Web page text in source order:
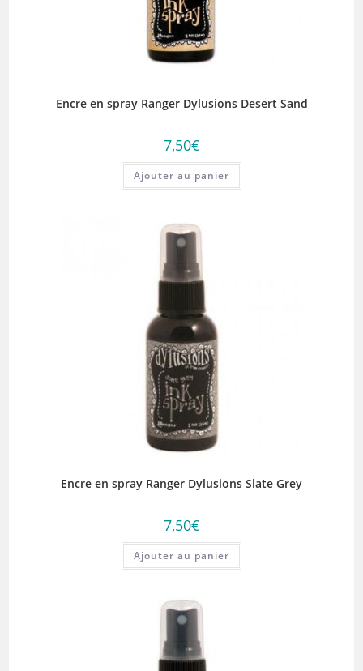
Encre en spray Ranger Dylusions Desert Sand
7,50€
Ajouter au panier
Encre en spray Ranger Dylusions Slate Grey
7,50€
Ajouter au panier